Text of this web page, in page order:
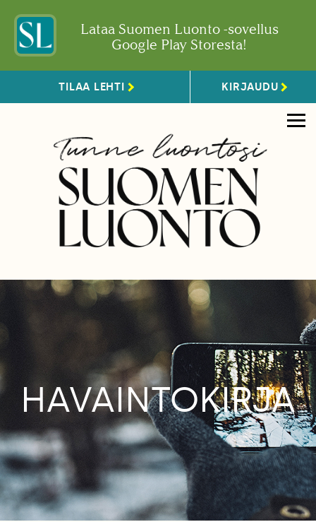
Lataa Suomen Luonto -sovellus
Google Play Storesta!
TILAA LEHTI KIRJAUDU
HAVAINTOKIRJA